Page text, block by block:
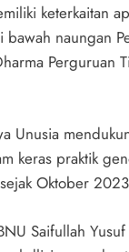
keterkaitan
naungan
Perguruan
Unusia
keras praktik
Oktober
Saifullah